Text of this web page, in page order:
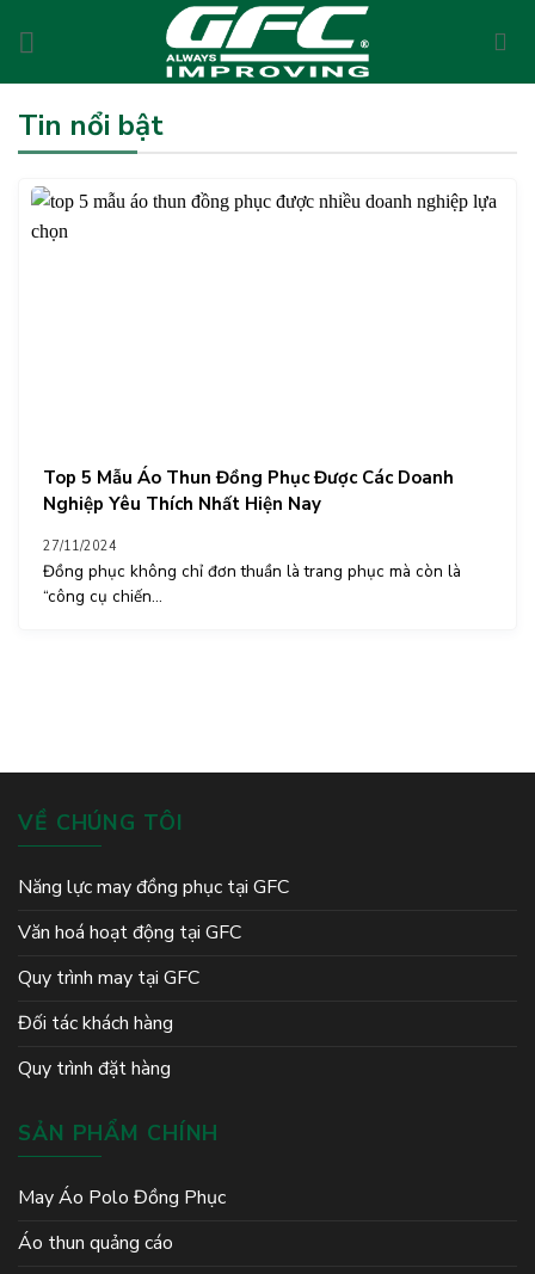
Tin nổi bật
Top 5 Mẫu Áo Thun Đồng Phục Được Các Doanh
Nghiệp Yêu Thích Nhất Hiện Nay
27/11/2024
Đồng phục không chỉ đơn thuần là trang phục mà còn là
“công cụ chiến...
VỀ CHÚNG TÔI
Năng lực may đồng phục tại GFC
Văn hoá hoạt động tại GFC
Quy trình may tại GFC
Đối tác khách hàng
Quy trình đặt hàng
SẢN PHẨM CHÍNH
May Áo Polo Đồng Phục
Áo thun quảng cáo